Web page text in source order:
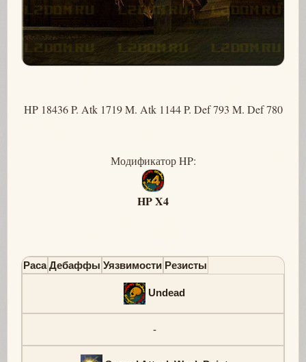
HP 18436 P. Atk 1719 M. Atk 1144 P. Def 793 M. Def 780
Модификатор HP:
HP X4
Раса Дебаффы Уязвимости Резисты
Undead
-